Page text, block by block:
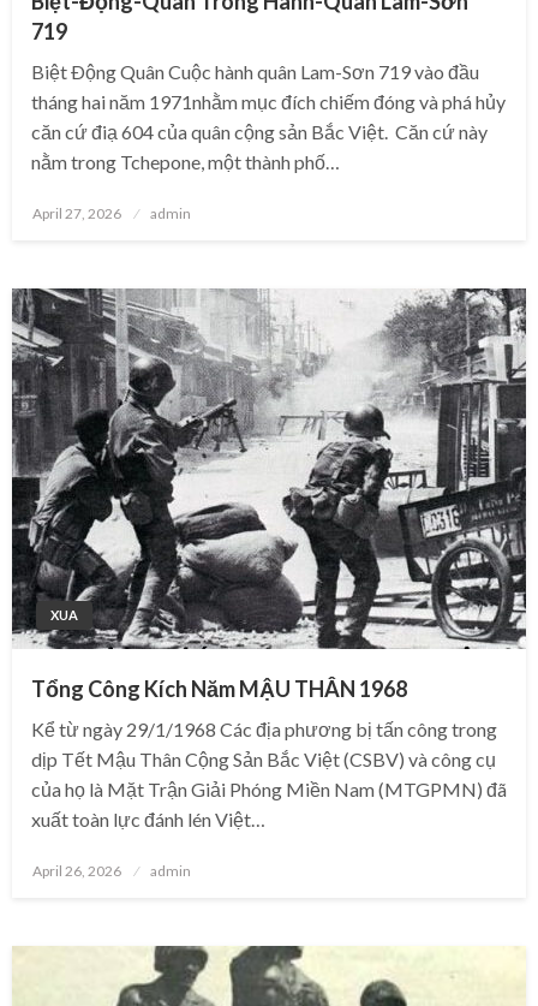
719
Biệt Ðộng Quân Cuộc hành quân Lam-Sơn 719 vào đầu
tháng hai năm 1971nhằm mục đích chiếm đóng và phá hủy
căn cứ điạ 604 của quân cộng sản Bắc Việt. Căn cứ này
nằm trong Tchepone, một thành phố…
Posted
April 27, 2026 admin
XUA
Tổng Công Kích Năm MẬU THÂN 1968
Kể từ ngày 29/1/1968 Các địa phương bị tấn công trong
dịp Tết Mậu Thân Cộng Sản Bắc Việt (CSBV) và công cụ
của họ là Mặt Trận Giải Phóng Miền Nam (MTGPMN) đã
xuất toàn lực đánh lén Việt…
Posted
April 26, 2026 admin